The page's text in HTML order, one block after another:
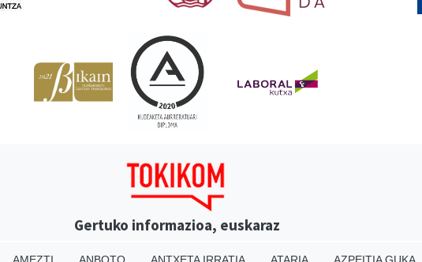
Gertuko informazioa, euskaraz
AMEZTI ANBOTO ANTXETA IRRATIA ATARIA AZPEITIA GUKA